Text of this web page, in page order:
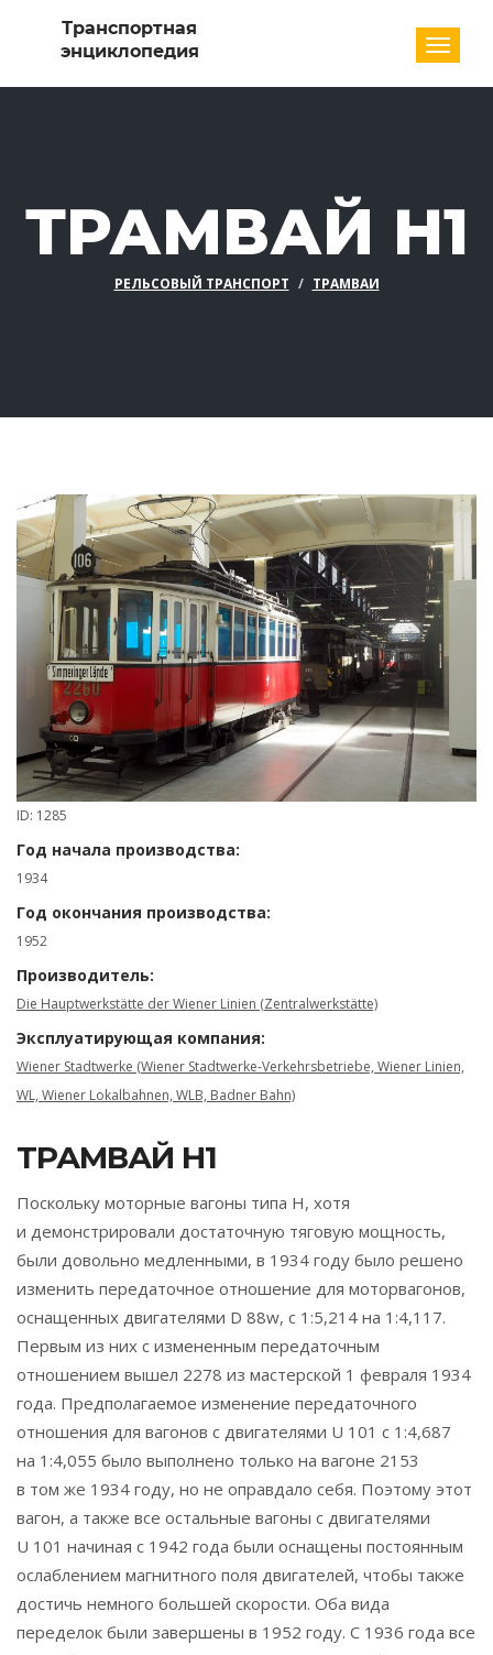
ТРАМВАЙ H1
РЕЛЬСОВЫЙ ТРАНСПОРТ ТРАМВАИ
ID: 1285
Год начала производства:
1934
Год окончания производства:
1952
Производитель:
Die Hauptwerkstätte der Wiener Linien (Zentralwerkstätte)
Эксплуатирующая компания:
Wiener Stadtwerke (Wiener Stadtwerke-Verkehrsbetriebe, Wiener Linien,
WL, Wiener Lokalbahnen, WLB, Badner Bahn)
ТРАМВАЙ H1
Поскольку моторные вагоны типа H, хотя
и демонстрировали достаточную тяговую мощность,
были довольно медленными, в 1934 году было решено
изменить передаточное отношение для моторвагонов,
оснащенных двигателями D 88w, с 1:5,214 на 1:4,117.
Первым из них с измененным передаточным
отношением вышел 2278 из мастерской 1 февраля 1934
года. Предполагаемое изменение передаточного
отношения для вагонов с двигателями U 101 с 1:4,687
на 1:4,055 было выполнено только на вагоне 2153
в том же 1934 году, но не оправдало себя. Поэтому этот
вагон, а также все остальные вагоны с двигателями
U 101 начиная с 1942 года были оснащены постоянным
ослаблением магнитного поля двигателей, чтобы также
достичь немного большей скорости. Оба вида
переделок были завершены в 1952 году. С 1936 года все